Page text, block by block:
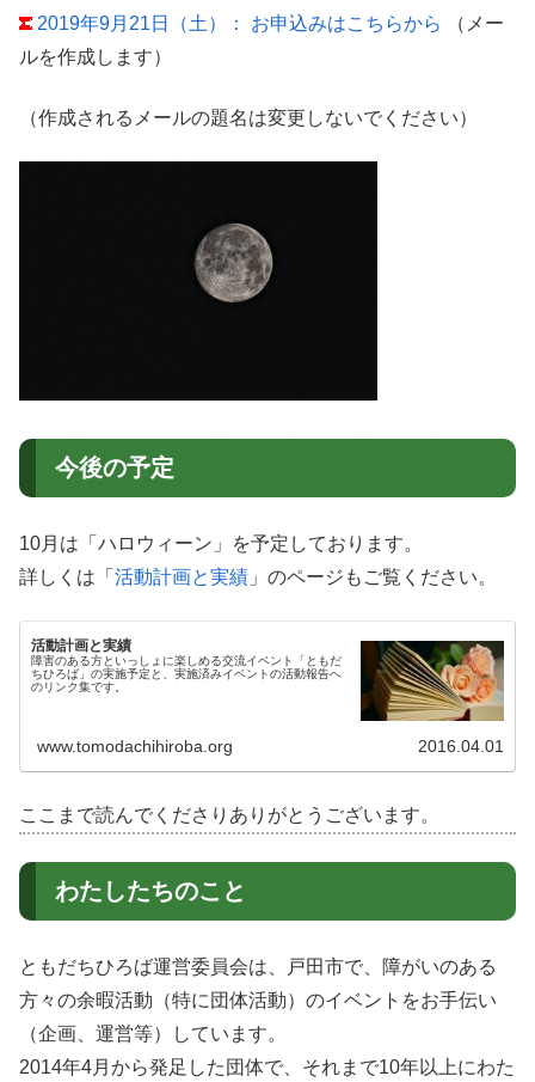
2019年9月21日（土）： お申込みはこちらから
（メー
ルを作成します）
（作成されるメールの題名は変更しないでください）
今後の予定
10月は「ハロウィーン」を予定しております。
詳しくは「 活動計画と実績 」のページもご覧ください。
活動計画と実績
障害のある方といっしょに楽しめる交流イベント「ともだ
ちひろば」の実施予定と、実施済みイベントの活動報告へ
のリンク集です。
www.tomodachihiroba.org 2016.04.01
ここまで読んでくださりありがとうございます。
わたしたちのこと
ともだちひろば運営委員会は、戸田市で、障がいのある
方々の余暇活動（特に団体活動）のイベントをお手伝い
（企画、運営等）しています。
2014年4月から発足した団体で、それまで10年以上にわた